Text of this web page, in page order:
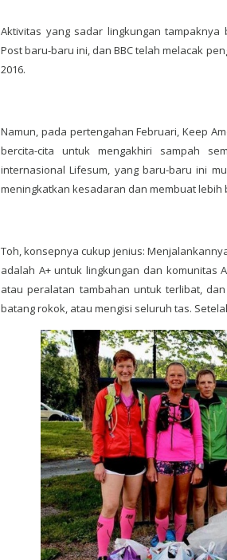
Aktivitas yang sadar lingkungan
Post baru-baru ini, dan BBC telah melacak
2016.
Namun, pada pertengahan Februari, Keep
bercita-cita untuk mengakhiri sampah
internasional Lifesum, yang baru-baru ini
meningkatkan kesadaran dan membuat lebih
Toh, konsepnya cukup jenius:
adalah A+ untuk lingkungan dan komunitas
atau peralatan tambahan untuk terlibat,
batang rokok, atau mengisi seluruh tas.